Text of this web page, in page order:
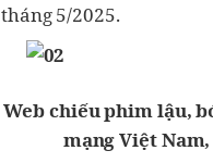
tháng 5/2025.
Web chiếu phim lậu,
mạng Việt